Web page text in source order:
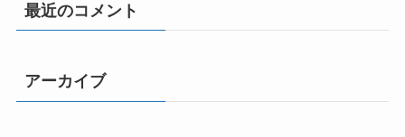
最近のコメント
アーカイブ